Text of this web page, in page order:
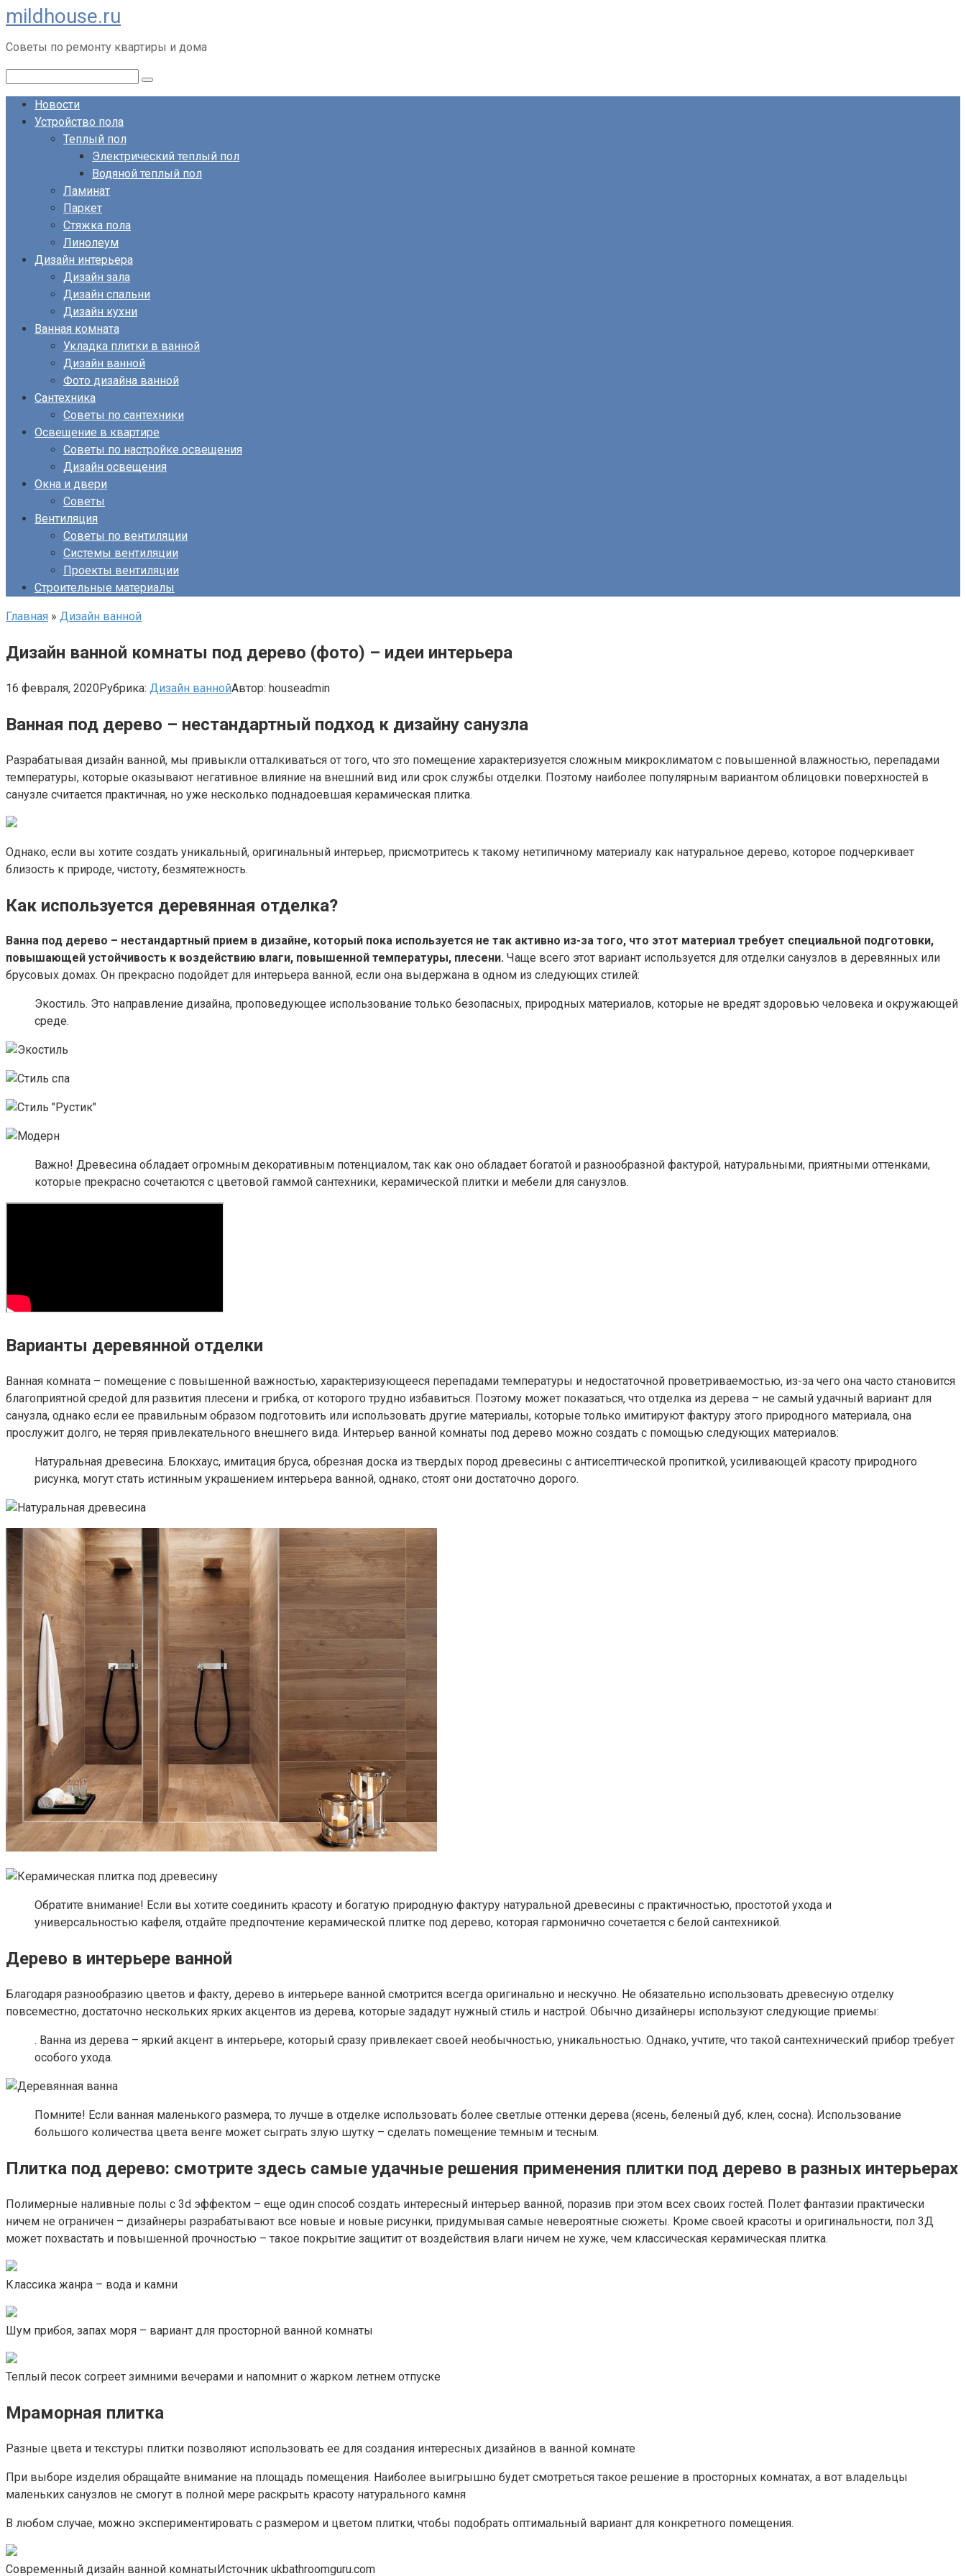
Перейти
к
контенту
mildhouse.ru
Советы по ремонту квартиры и дома
Новости
Устройство пола
Теплый пол
Электрический теплый пол
Водяной теплый пол
Ламинат
Паркет
Стяжка пола
Линолеум
Дизайн интерьера
Дизайн зала
Дизайн спальни
Дизайн кухни
Ванная комната
Укладка плитки в ванной
Дизайн ванной
Фото дизайна ванной
Сантехника
Советы по сантехники
Освещение в квартире
Советы по настройке освещения
Дизайн освещения
Окна и двери
Советы
Вентиляция
Советы по вентиляции
Системы вентиляции
Проекты вентиляции
Строительные материалы
Главная » Дизайн ванной
Дизайн ванной комнаты под дерево (фото) – идеи интерьера
16 февраля, 2020Рубрика: Дизайн ваннойАвтор: houseadmin
Ванная под дерево – нестандартный подход к дизайну санузла
Разрабатывая дизайн ванной, мы привыкли отталкиваться от того, что это помещение характеризуется сложным микроклиматом с повышенной влажностью, перепадами
температуры, которые оказывают негативное влияние на внешний вид или срок службы отделки. Поэтому наиболее популярным вариантом облицовки поверхностей в
санузле считается практичная, но уже несколько поднадоевшая керамическая плитка.
Однако, если вы хотите создать уникальный, оригинальный интерьер, присмотритесь к такому нетипичному материалу как натуральное дерево, которое подчеркивает
близость к природе, чистоту, безмятежность.
Как используется деревянная отделка?
Ванна под дерево – нестандартный прием в дизайне, который пока используется не так активно из-за того, что этот материал требует специальной подготовки,
повышающей устойчивость к воздействию влаги, повышенной температуры, плесени. Чаще всего этот вариант используется для отделки санузлов в деревянных или
брусовых домах. Он прекрасно подойдет для интерьера ванной, если она выдержана в одном из следующих стилей:
Экостиль. Это направление дизайна, проповедующее использование только безопасных, природных материалов, которые не вредят здоровью человека и окружающей
среде.
Важно! Древесина обладает огромным декоративным потенциалом, так как оно обладает богатой и разнообразной фактурой, натуральными, приятными оттенками,
которые прекрасно сочетаются с цветовой гаммой сантехники, керамической плитки и мебели для санузлов.
Варианты деревянной отделки
Ванная комната – помещение с повышенной важностью, характеризующееся перепадами температуры и недостаточной проветриваемостью, из-за чего она часто становится
благоприятной средой для развития плесени и грибка, от которого трудно избавиться. Поэтому может показаться, что отделка из дерева – не самый удачный вариант для
санузла, однако если ее правильным образом подготовить или использовать другие материалы, которые только имитируют фактуру этого природного материала, она
прослужит долго, не теряя привлекательного внешнего вида. Интерьер ванной комнаты под дерево можно создать с помощью следующих материалов:
Натуральная древесина. Блокхаус, имитация бруса, обрезная доска из твердых пород древесины с антисептической пропиткой, усиливающей красоту природного
рисунка, могут стать истинным украшением интерьера ванной, однако, стоят они достаточно дорого.
Обратите внимание! Если вы хотите соединить красоту и богатую природную фактуру натуральной древесины с практичностью, простотой ухода и
универсальностью кафеля, отдайте предпочтение керамической плитке под дерево, которая гармонично сочетается с белой сантехникой.
Дерево в интерьере ванной
Благодаря разнообразию цветов и факту, дерево в интерьере ванной смотрится всегда оригинально и нескучно. Не обязательно использовать древесную отделку
повсеместно, достаточно нескольких ярких акцентов из дерева, которые зададут нужный стиль и настрой. Обычно дизайнеры используют следующие приемы:
. Ванна из дерева – яркий акцент в интерьере, который сразу привлекает своей необычностью, уникальностью. Однако, учтите, что такой сантехнический прибор требует
особого ухода.
Помните! Если ванная маленького размера, то лучше в отделке использовать более светлые оттенки дерева (ясень, беленый дуб, клен, сосна). Использование
большого количества цвета венге может сыграть злую шутку – сделать помещение темным и тесным.
Плитка под дерево: смотрите здесь самые удачные решения применения плитки под дерево в разных интерьерах
Полимерные наливные полы с 3d эффектом – еще один способ создать интересный интерьер ванной, поразив при этом всех своих гостей. Полет фантазии практически
ничем не ограничен – дизайнеры разрабатывают все новые и новые рисунки, придумывая самые невероятные сюжеты. Кроме своей красоты и оригинальности, пол 3Д
может похвастать и повышенной прочностью – такое покрытие защитит от воздействия влаги ничем не хуже, чем классическая керамическая плитка.
Классика жанра – вода и камни
Шум прибоя, запах моря – вариант для просторной ванной комнаты
Теплый песок согреет зимними вечерами и напомнит о жарком летнем отпуске
Мраморная плитка
Разные цвета и текстуры плитки позволяют использовать ее для создания интересных дизайнов в ванной комнате
При выборе изделия обращайте внимание на площадь помещения. Наиболее выигрышно будет смотреться такое решение в просторных комнатах, а вот владельцы
маленьких санузлов не смогут в полной мере раскрыть красоту натурального камня
В любом случае, можно экспериментировать с размером и цветом плитки, чтобы подобрать оптимальный вариант для конкретного помещения.
Современный дизайн ванной комнатыИсточник ukbathroomguru.com